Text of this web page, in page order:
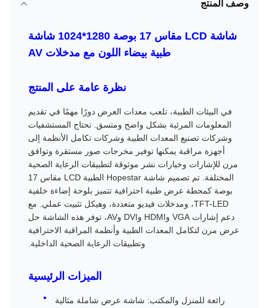
وصف المنتج
شاشة LCD مقاس 17 بوصة 1280*1024 شاشة
طبية بيضاء اللون مع مدخلات AV
نظرة عامة على المنتج
في البيئات الطبية، تلعب معدات العرض دورًا مهمًا في تقديم
المعلومات المرئية بشكل واضح ومتسق. تحتاج المستشفيات
وشركات تصنيع المعدات الطبية وشركات تكامل الأنظمة إلى
أجهزة مراقبة يمكنها توفير مخرجات صور مستقرة وتوافق
مرن للإشارات وخيارات نشر موثوقة لتطبيقات الرعاية الصحية
المختلفة. تم تصميم شاشة Hopestar الطبية LCD مقاس 17
بوصة كمحطة عرض طبية احترافية تتميز بلوحة إضاءة خلفية
TFT-LED، ومدخلات فيديو متعددة، وهيكل تثبيت عملي. مع
دعم إشارات VGA وHDMI وDVI وAV، توفر هذه الشاشة حل
عرض مرن لتكامل المعدات الطبية وأنظمة المراقبة الاحترافية
وتطبيقات الرعاية الصحية الداخلية.
الميزات الرئيسية
رائعة للمنزل والمكتب: شاشة عرض شاملة مثالية